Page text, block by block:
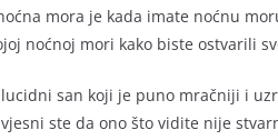
mora je kada imate noćnu
noćnoj mori kako biste ostvarili
san koji je puno mračniji i
ste da ono što vidite nije